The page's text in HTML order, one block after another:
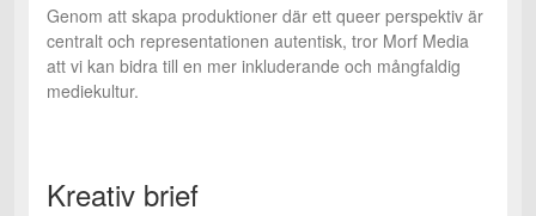
Genom att skapa produktioner där ett queer perspektiv är
centralt och representationen autentisk, tror Morf Media
att vi kan bidra till en mer inkluderande och mångfaldig
mediekultur.
Kreativ brief